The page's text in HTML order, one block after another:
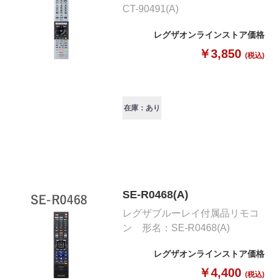
CT-90491(A)
レグザオンラインストア価格
￥3,850 (税込)
在庫：あり
SE-R0468(A)
レグザブルーレイ付属品リモコ
ン 形名：SE-R0468(A)
レグザオンラインストア価格
￥4,400 (税込)